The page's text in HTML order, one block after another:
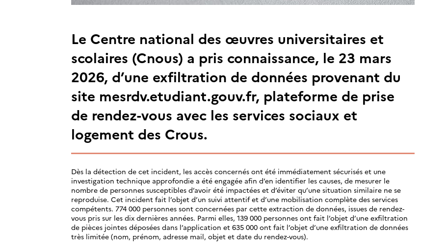
Le Centre national des œuvres universitaires et
scolaires (Cnous) a pris connaissance, le 23 mars
2026, d’une exfiltration de données provenant du
site mesrdv.etudiant.gouv.fr, plateforme de prise
de rendez-vous avec les services sociaux et
logement des Crous.
Dès la détection de cet incident, les accès concernés ont été immédiatement sécurisés et une
investigation technique approfondie a été engagée afin d’en identifier les causes, de mesurer le
nombre de personnes susceptibles d’avoir été impactées et d’éviter qu’une situation similaire ne se
reproduise. Cet incident fait l’objet d’un suivi attentif et d’une mobilisation complète des services
compétents. 774 000 personnes sont concernées par cette extraction de données, issues de rendez-
vous pris sur les dix dernières années. Parmi elles, 139 000 personnes ont fait l’objet d’une exfiltration
de pièces jointes déposées dans l’application et 635 000 ont fait l’objet d’une exfiltration de données
très limitée (nom, prénom, adresse mail, objet et date du rendez-vous).